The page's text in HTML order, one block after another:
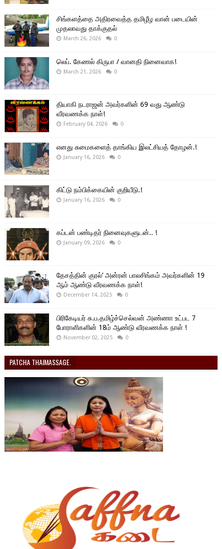
சிங்களத்தை அதிரவைத்த தமிழீழ வான் படையின்
முதலாவது தாக்குதல்
March 26, 2026 0
லெப். கேணல் கிருபா / வானதி நினைவாக!
March 21, 2026 0
தியாகி நடராஜன் அவர்களின் 69 வது ஆண்டு
வீரவணக்க நாள்!
February 04, 2026 0
எனது சுமைகளைத் தாங்கிய இலட்சியத் தோழன்.!
January 16, 2026 0
கிட்டு நம்பிக்கையின் குறியீடு.!
January 16, 2026 0
கப்டன் பண்டிதர் நினைவுகளுடன்.. !
January 09, 2026 0
தேசத்தின் குரல்’ அன்ரன் பாலசிங்கம் அவர்களின் 19
ஆம் ஆண்டு வீரவணக்க நாள்!
December 14, 2025 0
பிரிகேடியர் சு.ப.தமிழ்ச்செல்வன் அண்ணா உட்பட 7
போராளிகளின் 18ம் ஆண்டு வீரவணக்க நாள் !
November 02, 2025 0
PATCHA THAIMASSAGE.